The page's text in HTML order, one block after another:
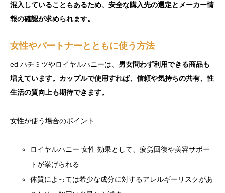
混入していることもあるため、安全な購入先の選定とメーカー情
報の確認が求められます。
女性やパートナーとともに使う方法
ed ハチミツやロイヤルハニーは、 男女問わず利用できる商品も
増えています。カップルで使用すれば、信頼や気持ちの共有、性
生活の質向上も期待できます。
女性が使う場合のポイント
ロイヤルハニー 女性 効果として、疲労回復や美容サポー
トが挙げられる
体質によっては希少な成分に対するアレルギーリスクがあ